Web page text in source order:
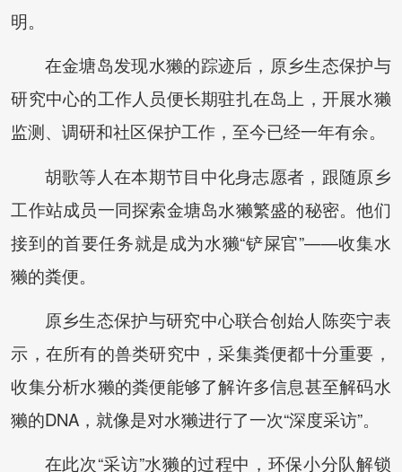
明。
在金塘岛发现水獭的踪迹后，原乡生态保护与
研究中心的工作人员便长期驻扎在岛上，开展水獭
监测、调研和社区保护工作，至今已经一年有余。
胡歌等人在本期节目中化身志愿者，跟随原乡
工作站成员一同探索金塘岛水獭繁盛的秘密。他们
接到的首要任务就是成为水獭“铲屎官”——收集水
獭的粪便。
原乡生态保护与研究中心联合创始人陈奕宁表
示，在所有的兽类研究中，采集粪便都十分重要，
收集分析水獭的粪便能够了解许多信息甚至解码水
獭的DNA，就像是对水獭进行了一次“深度采访”。
在此次“采访”水獭的过程中，环保小分队解锁